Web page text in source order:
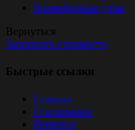
Конвейерные узлы
Вернуться
Запросить стоимость
Быстрые ссылки
Главная
О компании
Решения